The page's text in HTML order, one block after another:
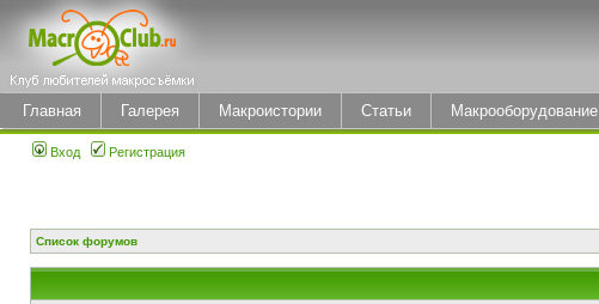
Главная Галерея Макроистории Статьи Макрооборудование
Вход Регистрация
Список форумов